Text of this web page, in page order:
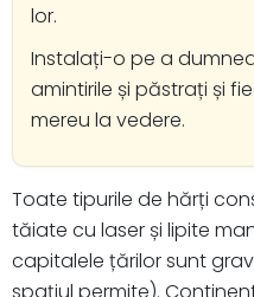
lor.
Instalați-o pe a
amintirile și păstrați și
mereu la vedere.
Toate tipurile de hărți
tăiate cu laser și lipite
capitalele țărilor sunt
spațiul permite).